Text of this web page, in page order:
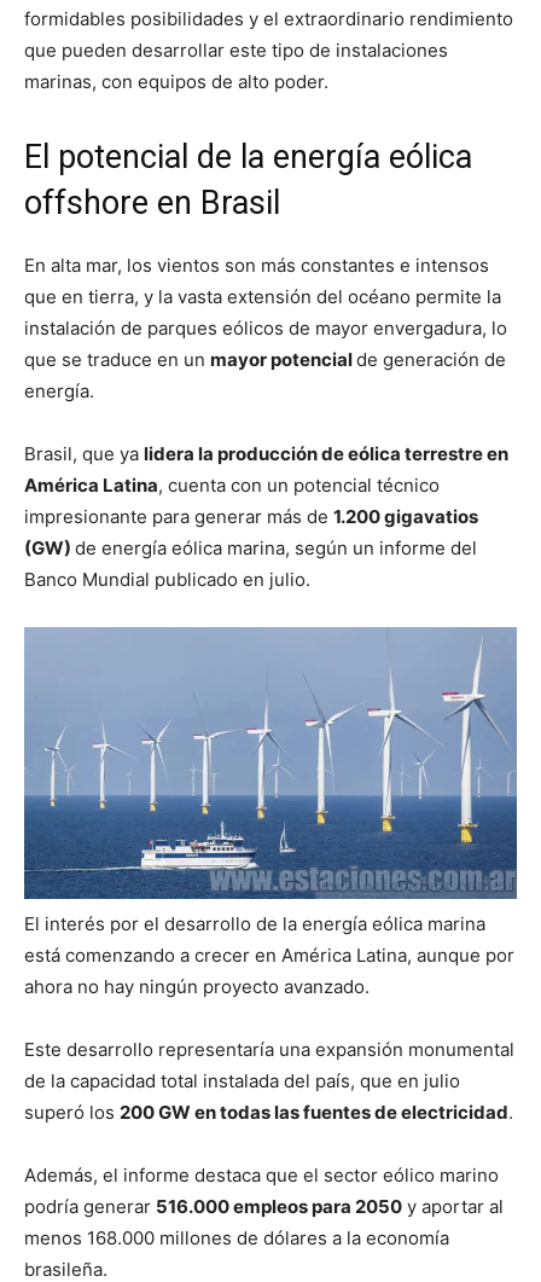
formidables posibilidades y el extraordinario rendimiento
que pueden desarrollar este tipo de instalaciones
marinas, con equipos de alto poder.
El potencial de la energía eólica
offshore en Brasil
En alta mar, los vientos son más constantes e intensos
que en tierra, y la vasta extensión del océano permite la
instalación de parques eólicos de mayor envergadura, lo
que se traduce en un mayor potencialde generación de
energía.
Brasil, que ya lidera la producción de eólica terrestre en
América Latina, cuenta con un potencial técnico
impresionante para generar más de 1.200 gigavatios
(GW) de energía eólica marina, según un informe del
Banco Mundial publicado en julio.
El interés por el desarrollo de la energía eólica marina
está comenzando a crecer en América Latina, aunque por
ahora no hay ningún proyecto avanzado.
Este desarrollo representaría una expansión monumental
de la capacidad total instalada del país, que en julio
superó los 200 GW en todas las fuentes de electricidad.
Además, el informe destaca que el sector eólico marino
podría generar 516.000 empleos para 2050 y aportar al
menos 168.000 millones de dólares a la economía
brasileña.